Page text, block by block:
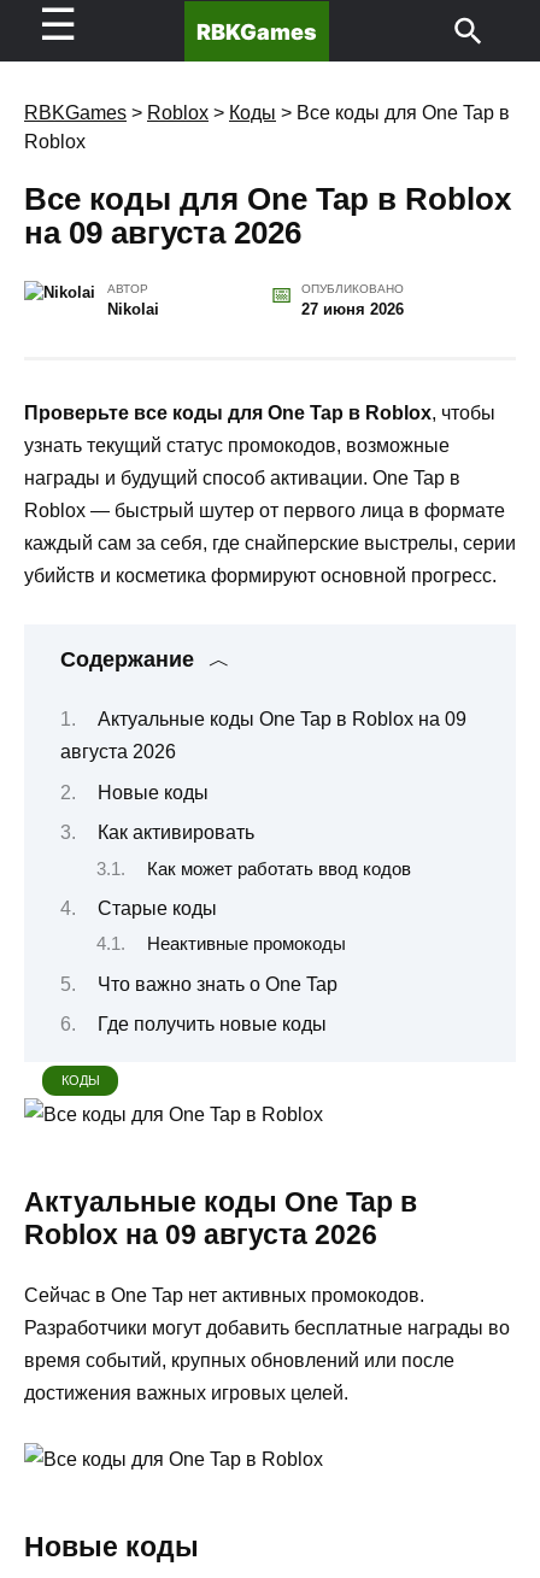
☰ RBKGames
RBKGames > Roblox > Коды > Все коды для One Tap в
Roblox
Все коды для One Tap в Roblox
на 09 августа 2026
АВТОР
Nikolai
ОПУБЛИКОВАНО
27 июня 2026
Проверьте все коды для One Tap в Roblox, чтобы
узнать текущий статус промокодов, возможные
награды и будущий способ активации. One Tap в
Roblox — быстрый шутер от первого лица в формате
каждый сам за себя, где снайперские выстрелы, серии
убийств и косметика формируют основной прогресс.
Содержание
Актуальные коды One Tap в Roblox на 09
августа 2026
Новые коды
Как активировать
Как может работать ввод кодов
Старые коды
Неактивные промокоды
Что важно знать о One Tap
Где получить новые коды
КОДЫ
Актуальные коды One Tap в
Roblox на 09 августа 2026
Сейчас в One Tap нет активных промокодов.
Разработчики могут добавить бесплатные награды во
время событий, крупных обновлений или после
достижения важных игровых целей.
Новые коды